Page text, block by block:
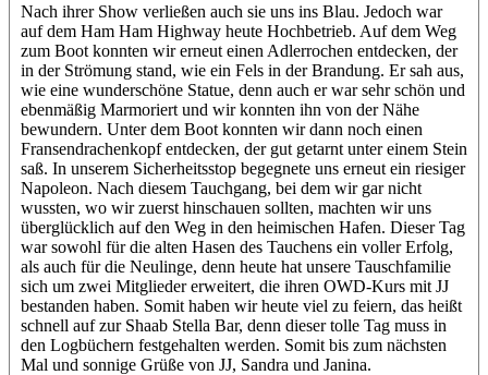
Nach ihrer Show verließen auch sie uns ins Blau. Jedoch war
auf dem Ham Ham Highway heute Hochbetrieb. Auf dem Weg
zum Boot konnten wir erneut einen Adlerrochen entdecken, der
in der Strömung stand, wie ein Fels in der Brandung. Er sah aus,
wie eine wunderschöne Statue, denn auch er war sehr schön und
ebenmäßig Marmoriert und wir konnten ihn von der Nähe
bewundern. Unter dem Boot konnten wir dann noch einen
Fransendrachenkopf entdecken, der gut getarnt unter einem Stein
saß. In unserem Sicherheitsstop begegnete uns erneut ein riesiger
Napoleon. Nach diesem Tauchgang, bei dem wir gar nicht
wussten, wo wir zuerst hinschauen sollten, machten wir uns
überglücklich auf den Weg in den heimischen Hafen. Dieser Tag
war sowohl für die alten Hasen des Tauchens ein voller Erfolg,
als auch für die Neulinge, denn heute hat unsere Tauschfamilie
sich um zwei Mitglieder erweitert, die ihren OWD-Kurs mit JJ
bestanden haben. Somit haben wir heute viel zu feiern, das heißt
schnell auf zur Shaab Stella Bar, denn dieser tolle Tag muss in
den Logbüchern festgehalten werden. Somit bis zum nächsten
Mal und sonnige Grüße von JJ, Sandra und Janina.